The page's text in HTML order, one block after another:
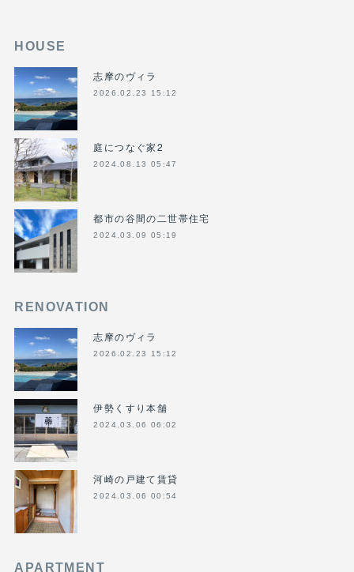
HOUSE
志摩のヴィラ
2026.02.23 15:12
庭につなぐ家2
2024.08.13 05:47
都市の谷間の二世帯住宅
2024.03.09 05:19
RENOVATION
志摩のヴィラ
2026.02.23 15:12
伊勢くすり本舗
2024.03.06 06:02
河崎の戸建て賃貸
2024.03.06 00:54
APARTMENT